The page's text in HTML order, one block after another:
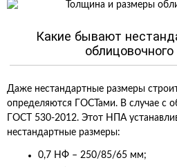
Какие бывают
облицовочного
Даже нестандартные размеры
определяются ГОСТами. В случае с
ГОСТ 530-2012. Этот НПА
нестандартные размеры:
0,7 НФ – 250/85/65 мм;